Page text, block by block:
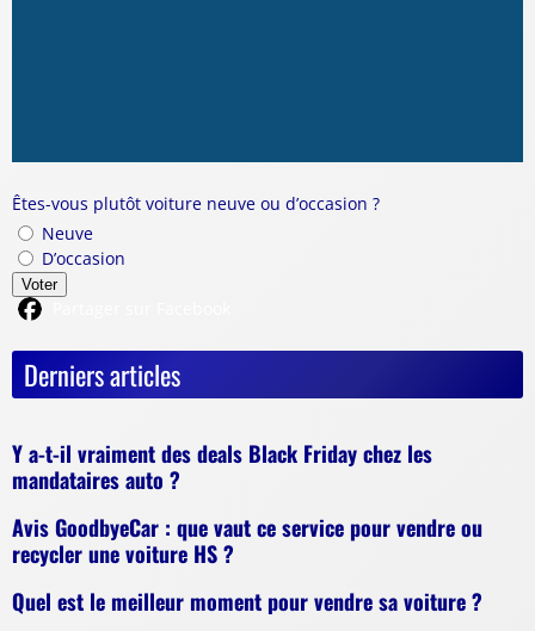
Êtes-vous plutôt voiture neuve ou d’occasion ?
Neuve
D’occasion
Voter
Derniers articles
Y a-t-il vraiment des deals Black Friday chez les
mandataires auto ?
Avis GoodbyeCar : que vaut ce service pour vendre ou
recycler une voiture HS ?
Quel est le meilleur moment pour vendre sa voiture ?